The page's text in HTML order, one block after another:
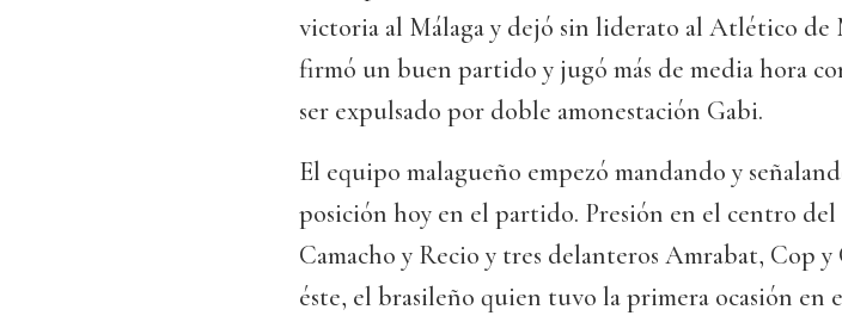
victoria al Málaga y dejó sin liderato al Atlético de
firmó un buen partido y jugó más de media hora
ser expulsado por doble amonestación Gabi.
El equipo malagueño empezó mandando y
posición hoy en el partido. Presión en el centro del
Camacho y Recio y tres delanteros Amrabat, Cop y
éste, el brasileño quien tuvo la primera ocasión en